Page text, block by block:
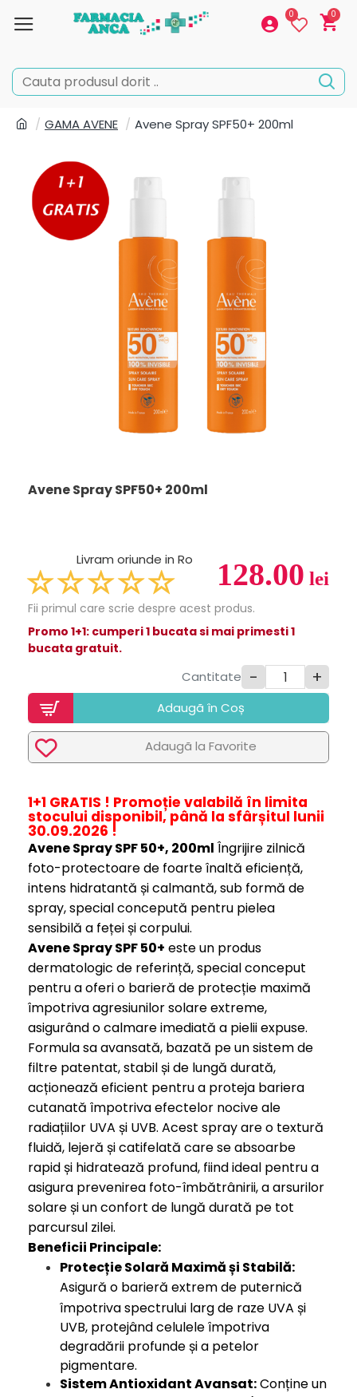
0 0
GAMA AVENE Avene Spray SPF50+ 200ml
Avene Spray SPF50+ 200ml
128.00 lei
Livram oriunde in Ro
Fii primul care scrie despre acest produs.
Promo 1+1: cumperi 1 bucata si mai primesti 1
bucata gratuit.
Cantitate - +
Adaugã în Coș
Adaugã la Favorite
1+1 GRATIS ! Promoție valabilă în limita
stocului disponibil, până la sfârșitul lunii
30.09.2026 !
Avene Spray SPF 50+, 200ml Îngrijire zilnică
foto-protectoare de foarte înaltă eficiență,
intens hidratantă și calmantă, sub formă de
spray, special concepută pentru pielea
sensibilă a feței și corpului.
Avene Spray SPF 50+ este un produs
dermatologic de referință, special conceput
pentru a oferi o barieră de protecție maximă
împotriva agresiunilor solare extreme,
asigurând o calmare imediată a pielii expuse.
Formula sa avansată, bazată pe un sistem de
filtre patentat, stabil și de lungă durată,
acționează eficient pentru a proteja bariera
cutanată împotriva efectelor nocive ale
radiațiilor UVA și UVB. Acest spray are o textură
fluidă, lejeră și catifelată care se absoarbe
rapid și hidratează profund, fiind ideal pentru a
asigura prevenirea foto-îmbătrânirii, a arsurilor
solare și un confort de lungă durată pe tot
parcursul zilei.
Beneficii Principale:
Protecție Solară Maximă și Stabilă:
Asigură o barieră extrem de puternică
împotriva spectrului larg de raze UVA și
UVB, protejând celulele împotriva
degradării profunde și a petelor
pigmentare.
Sistem Antioxidant Avansat:Conține un